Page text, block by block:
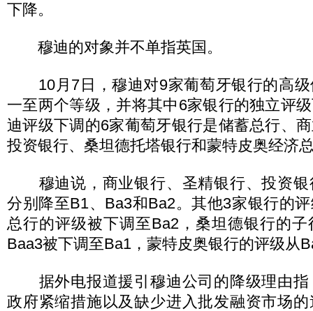
下降。
穆迪的对象并不单指英国。
10月7日，穆迪对9家葡萄牙银行的高级
一至两个等级，并将其中6家银行的独立评
迪评级下调的6家葡萄牙银行是储蓄总行、
投资银行、桑坦德托塔银行和蒙特皮奥经济
穆迪说，商业银行、圣精银行、投资银
分别降至B1、Ba3和Ba2。其他3家银行的
总行的评级被下调至Ba2，桑坦德银行的
Baa3被下调至Ba1，蒙特皮奥银行的评级从
据外电报道援引穆迪公司的降级理由指
政府紧缩措施以及缺少进入批发融资市场